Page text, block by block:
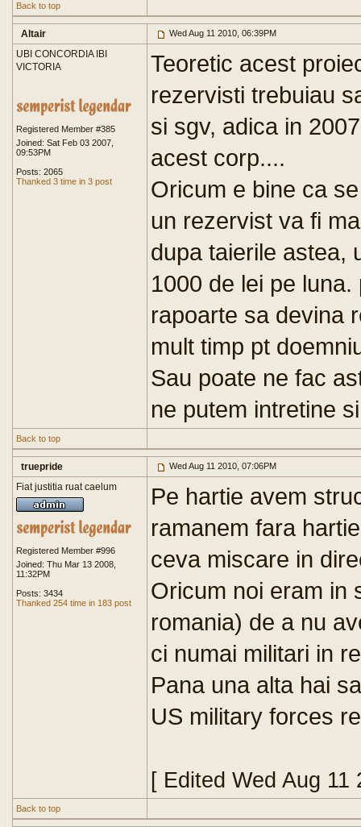
Back to top
Altair Wed Aug 11 2010, 06:39PM
UBI CONCORDIA IBI
VICTORIA
Registered Member #385
Joined: Sat Feb 03 2007,
09:53PM
Posts: 2065
Thanked 3 time in 3 post
Teoretic acest
rezervisti trebuiau
si sgv, adica in
acest corp....
Oricum e bine ca
un rezervist va fi
dupa taierile astea,
1000 de lei pe
rapoarte sa devina
mult timp pt
Sau poate ne fac
ne putem intretine
Back to top
truepride Wed Aug 11 2010, 07:06PM
Fiat justitia ruat caelum
Registered Member #996
Joined: Thu Mar 13 2008,
11:32PM
Posts: 3434
Thanked 254 time in 183 post
Pe hartie avem
ramanem fara
ceva miscare in
Oricum noi eram in
romania) de a nu
ci numai militari in
Pana una alta hai
US military forces
[ Edited Wed Aug 11
Back to top